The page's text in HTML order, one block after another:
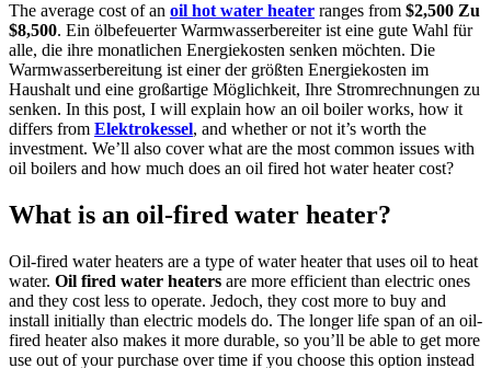
The average cost of an oil hot water heater ranges from $2,500 Zu
$8,500. Ein ölbefeuerter Warmwasserbereiter ist eine gute Wahl für
alle, die ihre monatlichen Energiekosten senken möchten. Die
Warmwasserbereitung ist einer der größten Energiekosten im
Haushalt und eine großartige Möglichkeit, Ihre Stromrechnungen zu
senken. In this post, I will explain how an oil boiler works, how it
differs from Elektrokessel, and whether or not it’s worth the
investment. We’ll also cover what are the most common issues with
oil boilers and how much does an oil fired hot water heater cost?
What is an oil-fired water heater?
Oil-fired water heaters are a type of water heater that uses oil to heat
water. Oil fired water heaters are more efficient than electric ones
and they cost less to operate. Jedoch, they cost more to buy and
install initially than electric models do. The longer life span of an oil-
fired heater also makes it more durable, so you’ll be able to get more
use out of your purchase over time if you choose this option instead